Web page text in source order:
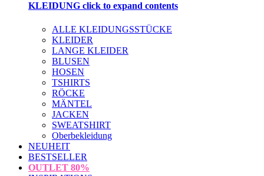
KLEIDUNG click to expand contents
ALLE KLEIDUNGSSTÜCKE
KLEIDER
LANGE KLEIDER
BLUSEN
HOSEN
TSHIRTS
RÖCKE
MÄNTEL
JACKEN
SWEATSHIRT
Oberbekleidung
NEUHEIT
BESTSELLER
OUTLET 80%